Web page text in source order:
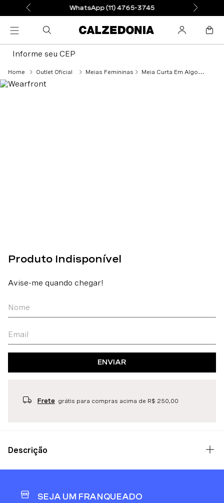
WhatsApp (11) 4765-3745
Informe seu CEP
Outlet Oficial Meias Femininas Meia Curta Em Algodão Sem Elástico - Azul
ENVIAR
Frete grátis para compras acima de R$ 250,00
Descrição
SEJA UM FRANQUEADO